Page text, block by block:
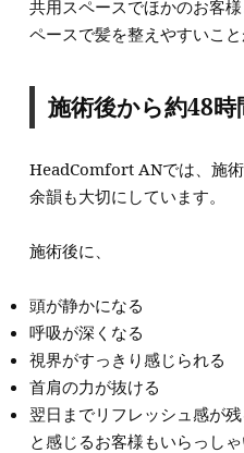
共用スペースでほかのお客
ペースで髪を整えやすいこと
施術後から約48時
HeadComfort ANでは、施
余韻も大切にしています。
施術後に、
頭が静かになる
呼吸が深くなる
視界がすっきり感じられる
首肩の力が抜ける
翌日までリフレッシュ感が残
と感じるお客様もいらっしゃ